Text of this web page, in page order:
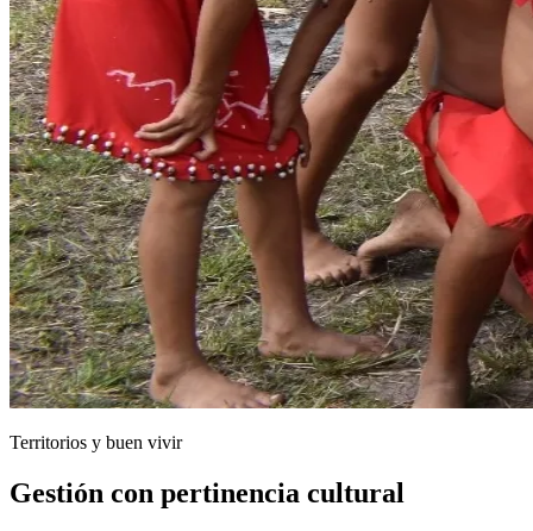
Territorios y buen vivir
Gestión con pertinencia cultural